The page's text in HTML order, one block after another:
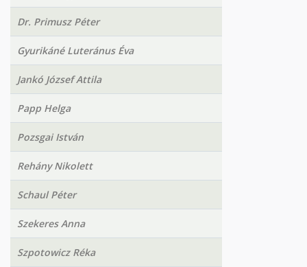
Dr. Primusz Péter
Gyurikáné Luteránus Éva
Jankó József Attila
Papp Helga
Pozsgai István
Rehány Nikolett
Schaul Péter
Szekeres Anna
Szpotowicz Réka